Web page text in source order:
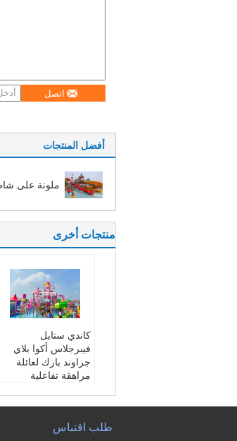
اتصل
أفضل المنتجات
ملونة على
منتجات أخرى
كاندي ستايل
فيبرجلاس أكوا بلاي
جراوند بارك لعائلة
مراهقة تفاعلية
ميزة:مضحك ، تفاعليطلب اقتباس